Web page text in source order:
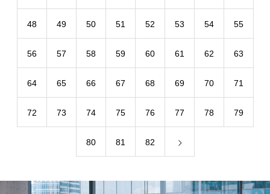
48 49 50 51 52 53 54 55
56 57 58 59 60 61 62 63
64 65 66 67 68 69 70 71
72 73 74 75 76 77 78 79
80 81 82